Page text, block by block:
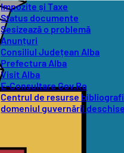
Impozite și Taxe
Status documente
Sesizează o problemă
Anunțuri
Consiliul Județean Alba
Prefectura Alba
Visit Alba
E-Consultare Gov.Ro
Centrul de resurse
domeniul guvernării deschise